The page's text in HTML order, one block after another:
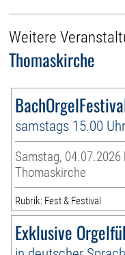
Weitere
Thomaskirche
samstags 15.00 Uhr
Samstag,
Thomaskirche
Rubrik: Fest & Festival
Exklusive